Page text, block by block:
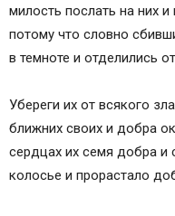
милость послать на них и
потому что словно
в темноте и отделились
Убереги их от всякого
ближних своих и добра
сердцах их семя добра и
колосье и прорастало